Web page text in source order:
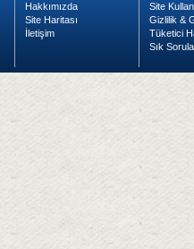
Hakkımızda
Site Haritası
İletişim
Site
Gizlilik &
Tüketici
Sık